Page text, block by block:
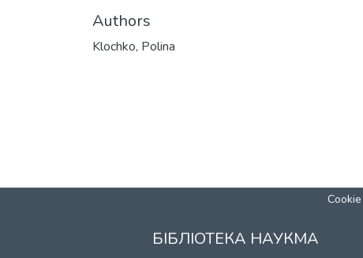
Authors
Klochko, Polina
БІБЛІОТЕКА НАУКМА